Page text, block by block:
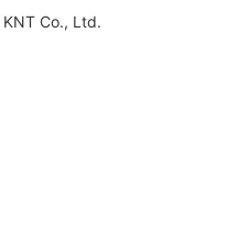
KNT Co., Ltd.